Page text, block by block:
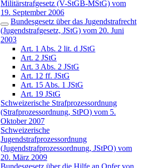
Militärstrafgesetz (V-StGB-MStG) vom
19. September 2006
Bundesgesetz über das Jugendstrafrecht
(Jugendstrafgesetz, JStG) vom 20. Juni
2003
Art. 1 Abs. 2 lit. d JStG
Art. 2 JStG
Art. 3 Abs. 2 JStG
Art. 12 ff. JStG
Art. 15 Abs. 1 JStG
Art. 19 JStG
Schweizerische Strafprozessordnung
(Strafprozessordnung, StPO) vom 5.
Oktober 2007
Schweizerische
Jugendstrafprozessordnung
(Jugendstrafprozessordnung, JStPO) vom
20. März 2009
Bundesgesetz über die Hilfe an Opfer von